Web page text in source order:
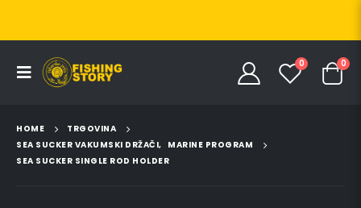
0 0
HOME
TRGOVINA
SEA SUCKER VAKUMSKI DRŽAČI, MARINE PROGRAM
SEA SUCKER SINGLE ROD HOLDER